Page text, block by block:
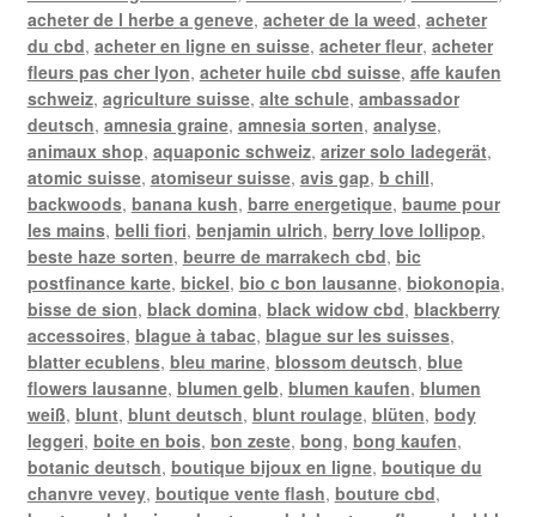
acheter de l herbe a geneve, acheter de la weed, acheter
du cbd, acheter en ligne en suisse, acheter fleur, acheter
fleurs pas cher lyon, acheter huile cbd suisse, affe kaufen
schweiz, agriculture suisse, alte schule, ambassador
deutsch, amnesia graine, amnesia sorten, analyse,
animaux shop, aquaponic schweiz, arizer solo ladegerät,
atomic suisse, atomiseur suisse, avis gap, b chill,
backwoods, banana kush, barre energetique, baume pour
les mains, belli fiori, benjamin ulrich, berry love lollipop,
beste haze sorten, beurre de marrakech cbd, bic
postfinance karte, bickel, bio c bon lausanne, biokonopia,
bisse de sion, black domina, black widow cbd, blackberry
accessoires, blague à tabac, blague sur les suisses,
blatter ecublens, bleu marine, blossom deutsch, blue
flowers lausanne, blumen gelb, blumen kaufen, blumen
weiß, blunt, blunt deutsch, blunt roulage, blüten, body
leggeri, boite en bois, bon zeste, bong, bong kaufen,
botanic deutsch, boutique bijoux en ligne, boutique du
chanvre vevey, boutique vente flash, bouture cbd,